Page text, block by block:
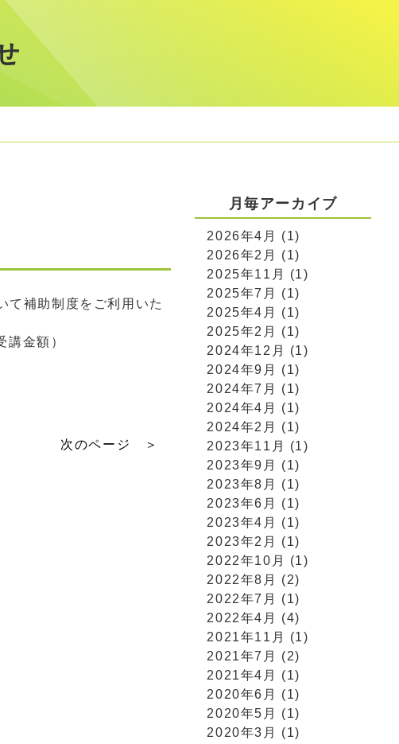
て補助制度をご利用いた
金額）
次のページ ＞
月毎アーカイブ
2026年4月 (1)
2026年2月 (1)
2025年11月 (1)
2025年7月 (1)
2025年4月 (1)
2025年2月 (1)
2024年12月 (1)
2024年9月 (1)
2024年7月 (1)
2024年4月 (1)
2024年2月 (1)
2023年11月 (1)
2023年9月 (1)
2023年8月 (1)
2023年6月 (1)
2023年4月 (1)
2023年2月 (1)
2022年10月 (1)
2022年8月 (2)
2022年7月 (1)
2022年4月 (4)
2021年11月 (1)
2021年7月 (2)
2021年4月 (1)
2020年6月 (1)
2020年5月 (1)
2020年3月 (1)